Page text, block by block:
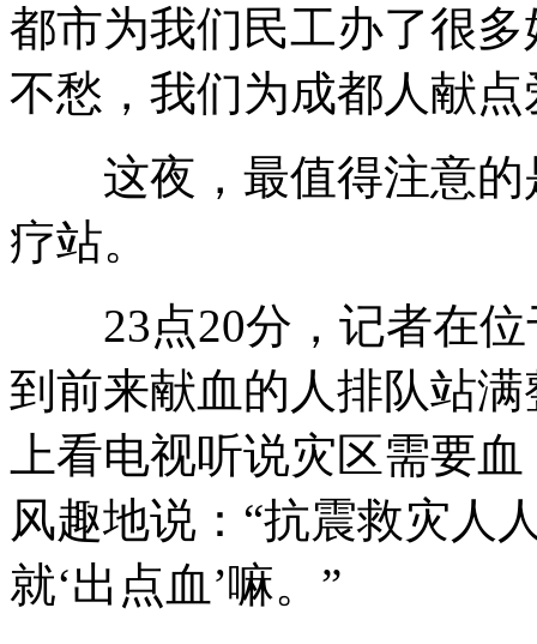
都市为我们民工办了很
不愁，我们为成都人献点
这夜，最值得注意的
疗站。
23点20分，记者在位
到前来献血的人排队站
上看电视听说灾区需要
风趣地说：“抗震救灾人
就‘出点血’嘛。”